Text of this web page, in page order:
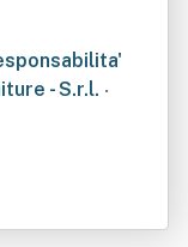
- S.r.l. •